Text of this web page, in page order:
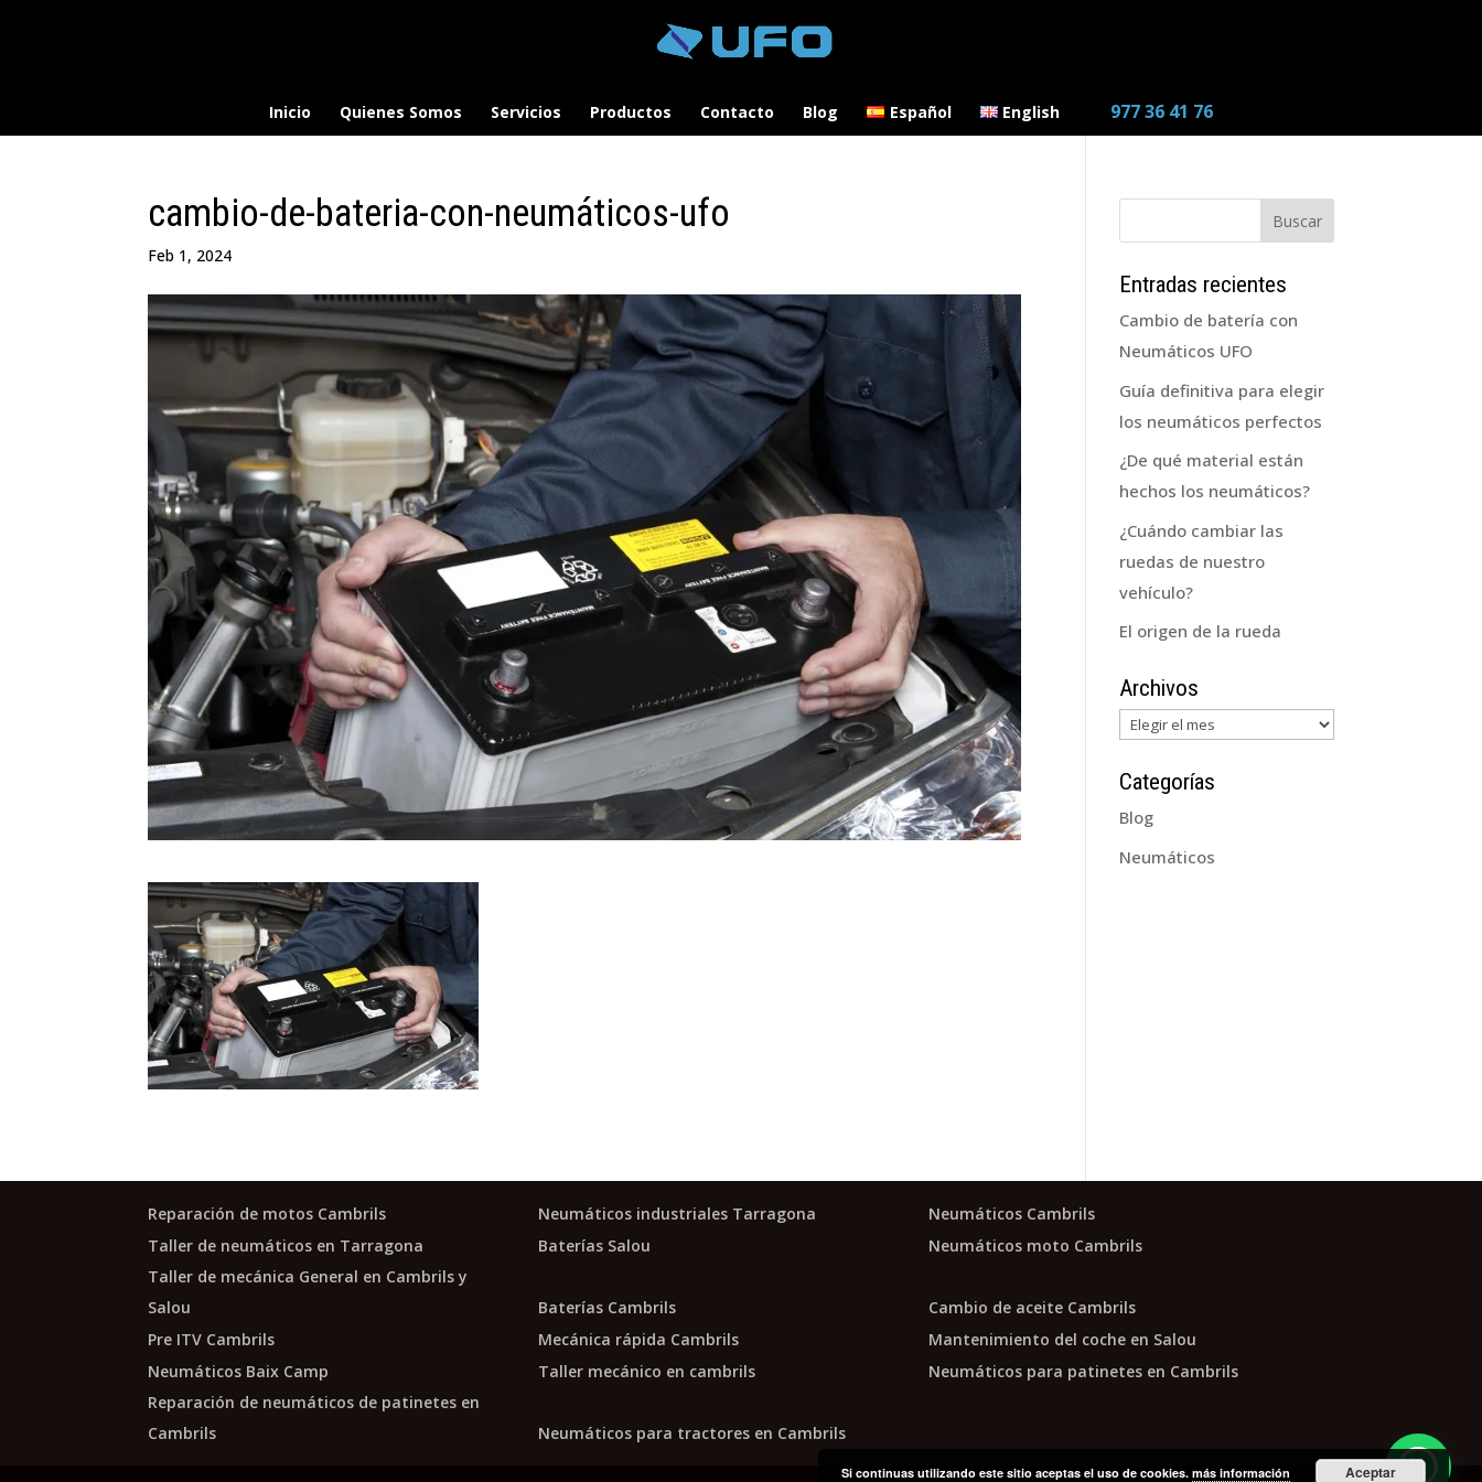
Inicio Quienes Somos Servicios Productos Contacto Blog Español English 977 36 41 76
cambio-de-bateria-con-neumáticos-ufo
Feb 1, 2024
Entradas recientes
Cambio de batería con
Neumáticos UFO
Guía definitiva para elegir
los neumáticos perfectos
¿De qué material están
hechos los neumáticos?
¿Cuándo cambiar las
ruedas de nuestro
vehículo?
El origen de la rueda
Archivos
Archivos
Categorías
Blog
Neumáticos
Reparación de motos Cambrils Neumáticos industriales Tarragona
Neumáticos Cambrils
Taller de neumáticos en Tarragona
Baterías Salou
Neumáticos moto Cambrils
Taller de mecánica General en Cambrils y
Salou
Baterías Cambrils
Cambio de aceite Cambrils
Pre ITV Cambrils
Mecánica rápida Cambrils
Mantenimiento del coche en Salou
Neumáticos Baix Camp
Taller mecánico en cambrils
Neumáticos para patinetes en Cambrils
Reparación de neumáticos de patinetes en
Cambrils
Neumáticos para tractores en Cambrils
Si continuas utilizando este sitio aceptas el uso de cookies. más información Aceptar